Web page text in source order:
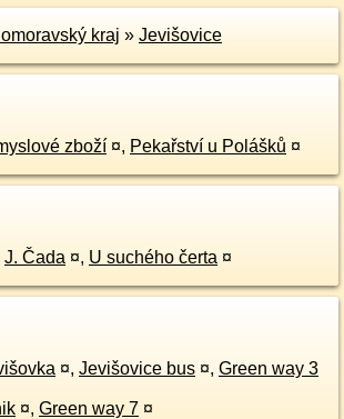
kraj » Jevišovice
zboží ¤, Pekařství u Polášků ¤
J. Čada ¤, U suchého čerta ¤
¤, Jevišovice bus ¤, Green way 3
¤, Green way 7 ¤